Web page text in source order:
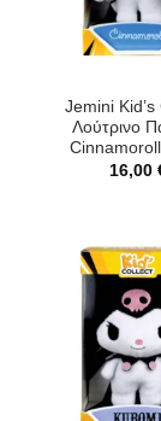
Jemini Kid’s
Λούτρινο
16,00